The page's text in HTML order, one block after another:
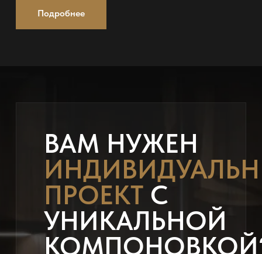
Подробнее
ВАМ НУЖЕН
ПРОЕКТС
УНИКАЛЬНОЙ